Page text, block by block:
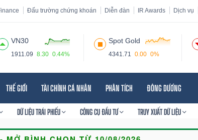
Đấu trường chứng khoán Diễn đàn IR Awards Dịch vụ
VN30
1911.09 8.30 0.44%
Spot Gold
4341.71 0.00 0%
THẾ GIỚI TÀI CHÍNH CÁ NHÂN PHÂN TÍCH ĐÔNG DƯƠNG
DỮ LIỆU TRÁI PHIẾU CÔNG CỤ ĐẦU TƯ TRUY XUẤT DỮ LIỆU